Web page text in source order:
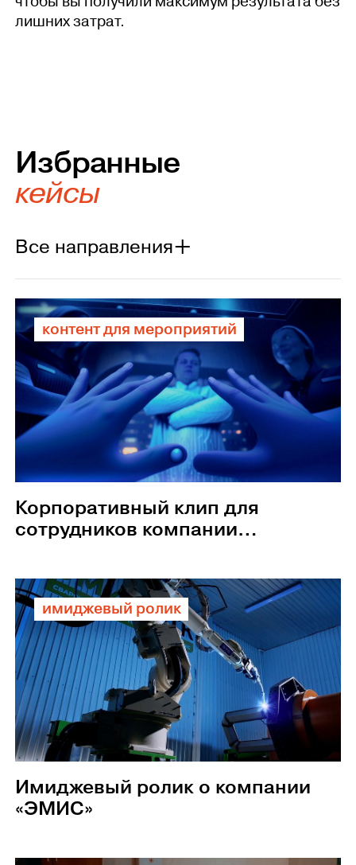
лишних затрат.
Избранные
кейсы
Все направления
контент для мероприятий
Корпоративный клип для
сотрудников компании
имиджевый ролик
Имиджевый ролик о компании
«ЭМИС»